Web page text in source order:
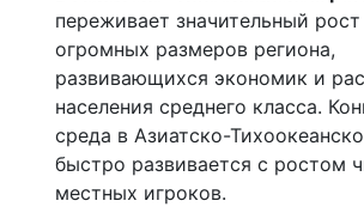
переживает значительный рост
огромных размеров региона,
развивающихся экономик и
населения среднего класса.
среда в Азиатско-
быстро развивается с ростом
местных игроков.